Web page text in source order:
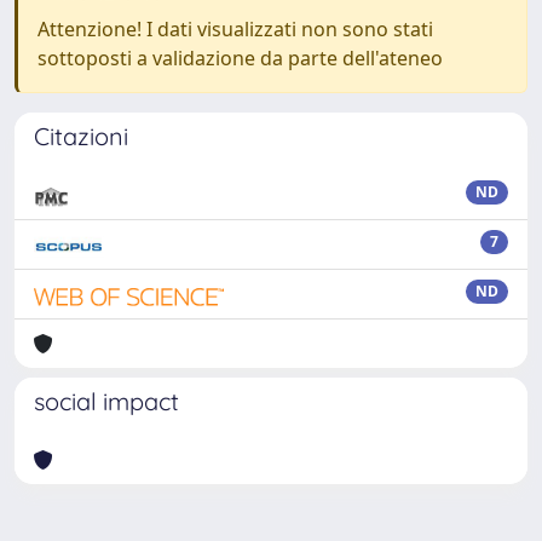
Attenzione! I dati visualizzati non sono stati
sottoposti a validazione da parte dell'ateneo
Citazioni
ND
7
ND
social impact